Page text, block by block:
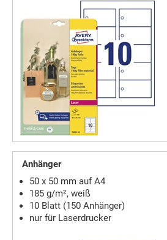
Anhänger
50 x 50 mm auf A4
185 g/m², weiß
10 Blatt (150 Anhänger)
nur für Laserdrucker